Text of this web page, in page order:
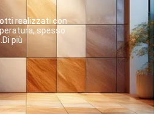
realizzati con
spesso
più